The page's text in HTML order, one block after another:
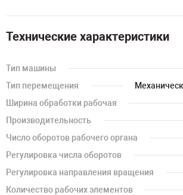
Технические характеристики
Тип машины
Тип перемещения
Ширина обработки рабочая
Производительность
Число оборотов рабочего органа
Регулировка числа оборотов
Регулировка направления вращения
Количество рабочих элементов